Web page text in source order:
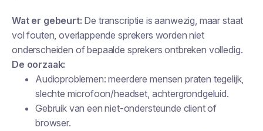
Wat er gebeurt: De transcriptie is aanwezig, maar staat
vol fouten, overlappende sprekers worden niet
onderscheiden of bepaalde sprekers ontbreken volledig.
De oorzaak:
Audioproblemen: meerdere mensen praten tegelijk,
slechte microfoon/headset, achtergrondgeluid.
Gebruik van een niet-ondersteunde client of
browser.